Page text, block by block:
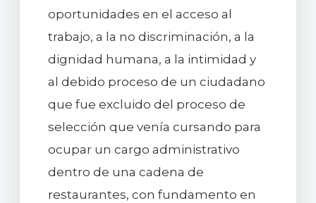
oportunidades en el acceso al
trabajo, a la no discriminación, a la
dignidad humana, a la intimidad y
al debido proceso de un ciudadano
que fue excluido del proceso de
selección que venía cursando para
ocupar un cargo administrativo
dentro de una cadena de
restaurantes, con fundamento en